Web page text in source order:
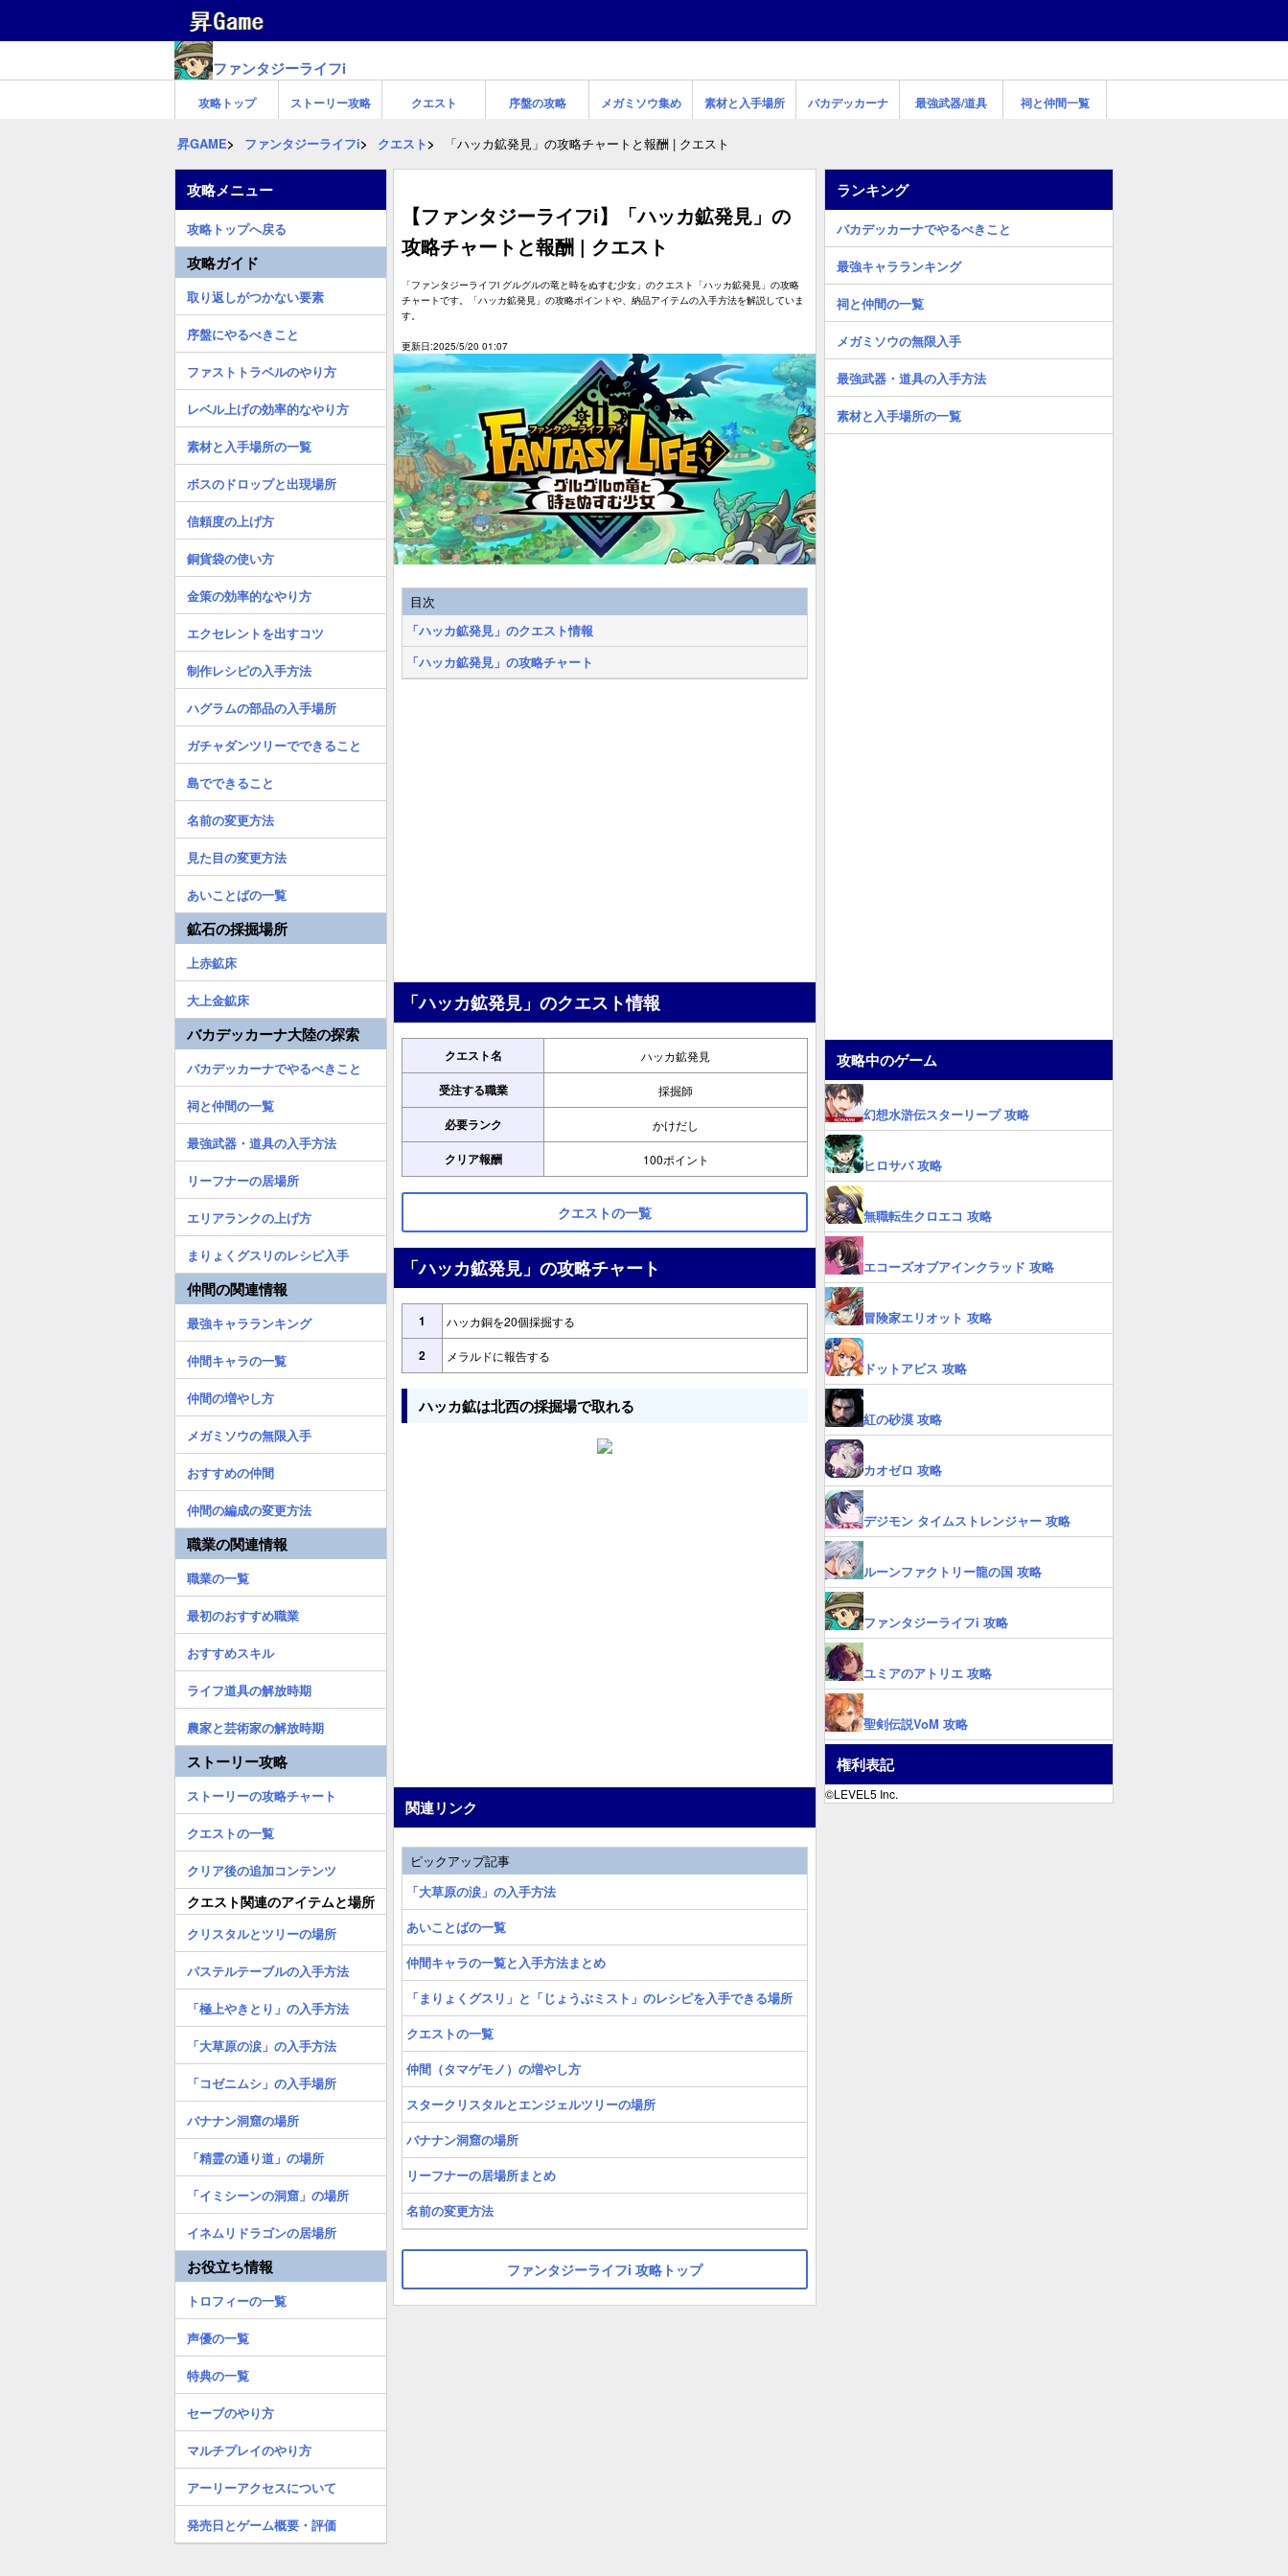
ファンタジーライフi
攻略トップ ストーリー攻略 クエスト 序盤の攻略 メガミソウ集め 素材と入手場所 バカデッカーナ 最強武器/道具 祠と仲間一覧
昇GAME ファンタジーライフi クエスト 「ハッカ鉱発見」の攻略チャートと報酬 | クエスト
【ファンタジーライフi】「ハッカ鉱発見」の
攻略チャートと報酬 | クエスト
「ファンタジーライフi グルグルの竜と時をぬすむ少女」のクエスト「ハッカ鉱発見」の攻略
チャートです。「ハッカ鉱発見」の攻略ポイントや、納品アイテムの入手方法を解説していま
す。
更新日:2025/5/20 01:07
目次
「ハッカ鉱発見」のクエスト情報
「ハッカ鉱発見」の攻略チャート
「ハッカ鉱発見」のクエスト情報
クエスト名 ハッカ鉱発見
受注する職業 採掘師
必要ランク かけだし
クリア報酬 100ポイント
クエストの一覧
「ハッカ鉱発見」の攻略チャート
1 ハッカ銅を20個採掘する
2 メラルドに報告する
ハッカ鉱は北西の採掘場で取れる
関連リンク
ピックアップ記事
「大草原の涙」の入手方法
あいことばの一覧
仲間キャラの一覧と入手方法まとめ
「まりょくグスリ」と「じょうぶミスト」のレシピを入手できる場所
クエストの一覧
仲間（タマゲモノ）の増やし方
スタークリスタルとエンジェルツリーの場所
バナナン洞窟の場所
リーフナーの居場所まとめ
名前の変更方法
ファンタジーライフi 攻略トップ
攻略メニュー
攻略トップへ戻る
攻略ガイド
取り返しがつかない要素
序盤にやるべきこと
ファストトラベルのやり方
レベル上げの効率的なやり方
素材と入手場所の一覧
ボスのドロップと出現場所
信頼度の上げ方
銅貨袋の使い方
金策の効率的なやり方
エクセレントを出すコツ
制作レシピの入手方法
ハグラムの部品の入手場所
ガチャダンツリーでできること
島でできること
名前の変更方法
見た目の変更方法
あいことばの一覧
鉱石の採掘場所
上赤鉱床
大上金鉱床
バカデッカーナ大陸の探索
バカデッカーナでやるべきこと
祠と仲間の一覧
最強武器・道具の入手方法
リーフナーの居場所
エリアランクの上げ方
まりょくグスリのレシピ入手
仲間の関連情報
最強キャラランキング
仲間キャラの一覧
仲間の増やし方
メガミソウの無限入手
おすすめの仲間
仲間の編成の変更方法
職業の関連情報
職業の一覧
最初のおすすめ職業
おすすめスキル
ライフ道具の解放時期
農家と芸術家の解放時期
ストーリー攻略
ストーリーの攻略チャート
クエストの一覧
クリア後の追加コンテンツ
クエスト関連のアイテムと場所
クリスタルとツリーの場所
パステルテーブルの入手方法
「極上やきとり」の入手方法
「大草原の涙」の入手方法
「コゼニムシ」の入手場所
バナナン洞窟の場所
「精霊の通り道」の場所
「イミシーンの洞窟」の場所
イネムリドラゴンの居場所
お役立ち情報
トロフィーの一覧
声優の一覧
特典の一覧
セーブのやり方
マルチプレイのやり方
アーリーアクセスについて
発売日とゲーム概要・評価
ランキング
バカデッカーナでやるべきこと
最強キャラランキング
祠と仲間の一覧
メガミソウの無限入手
最強武器・道具の入手方法
素材と入手場所の一覧
攻略中のゲーム
幻想水滸伝スターリープ 攻略
ヒロサバ 攻略
無職転生クロエコ 攻略
エコーズオブアインクラッド 攻略
冒険家エリオット 攻略
ドットアビス 攻略
紅の砂漠 攻略
カオゼロ 攻略
デジモン タイムストレンジャー 攻略
ルーンファクトリー龍の国 攻略
ファンタジーライフi 攻略
ユミアのアトリエ 攻略
聖剣伝説VoM 攻略
権利表記
©LEVEL5 Inc.